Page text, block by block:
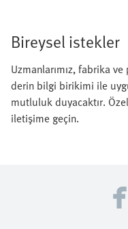
Bireysel istekler
Uzmanlarımız, fabrika
derin bilgi birikimi ile
mutluluk duyacaktır.
iletişime geçin.